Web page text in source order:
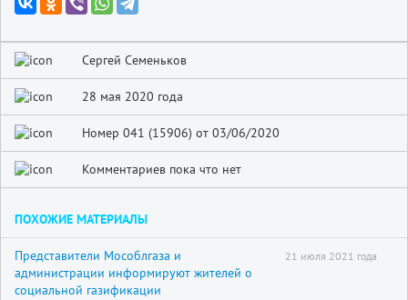
Сергей Семеньков
28 мая 2020 года
Номер 041 (15906) от 03/06/2020
Комментариев пока что нет
ПОХОЖИЕ МАТЕРИАЛЫ
Представители Мособлгаза и
администрации информируют жителей о
социальной газификации
21 июля 2021 года